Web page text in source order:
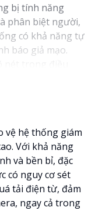
bị tính năng
phân biệt người,
có khả năng tự
báo giả mạo.
và các tính
và bảo vệ an
vệ hệ thống giám
Với khả năng
và bền bỉ, đặc
có nguy cơ sét
tải điện từ, đảm
ngay cả trong